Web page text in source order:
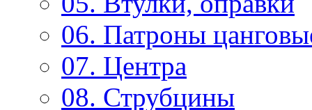
06. Патроны
07. Центра
08. Струбцины